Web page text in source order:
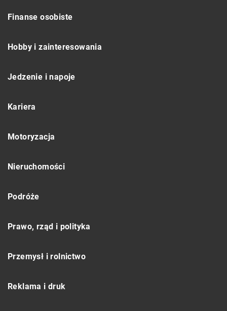
Finanse osobiste
Hobby i zainteresowania
Jedzenie i napoje
Kariera
Motoryzacja
Nieruchomości
Podróże
Prawo, rząd i polityka
Przemysł i rolnictwo
Reklama i druk